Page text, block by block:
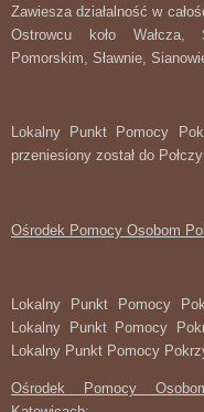
Zawiesza działalność w
Ostrowcu koło Wałcza,
Pomorskim, Sławnie,
Lokalny Punkt Pomocy
przeniesiony został do
Ośrodek Pomocy Osobom
Lokalny Punkt Pomocy
Lokalny Punkt Pomocy
Lokalny Punkt Pomocy
Ośrodek Pomocy